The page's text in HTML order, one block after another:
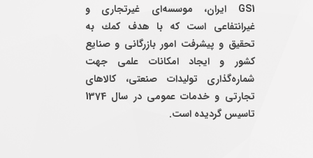
GS1 ایران، موسسه‌ای غيرتجاری و
غيرانتفاعی است كه با هدف كمك به
تحقيق و پيشرفت امور بازرگانی و صنايع
كشور و ايجاد امكانات علمی جهت
شماره‌گذاری توليدات صنعتی، كالاهای
تجارتی و خدمات عمومی در سال 1374
تاسيس گرديده است.